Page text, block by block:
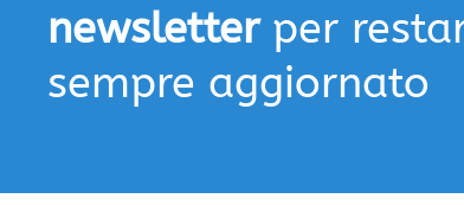
newsletterper
sempre aggiornato